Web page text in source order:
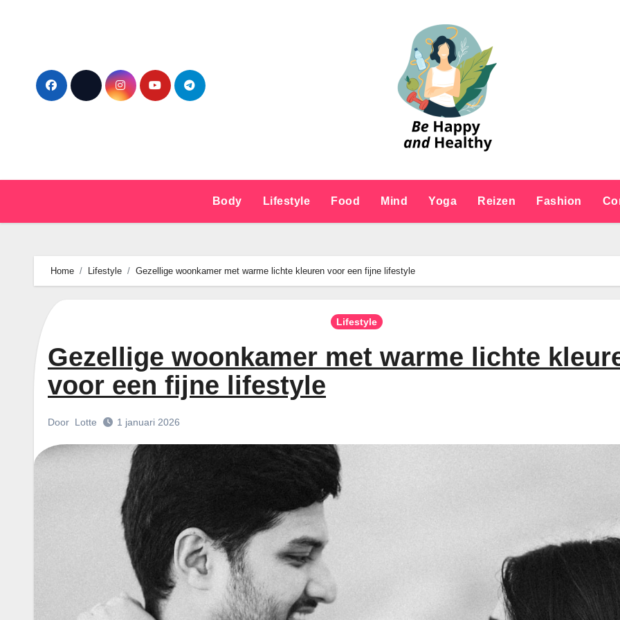
Body Lifestyle Food Mind Yoga Reizen Fashion
Home Lifestyle Gezellige woonkamer met warme lichte kleuren voor een fijne lifestyle
Lifestyle
Gezellige woonkamer met warme lichte
voor een fijne lifestyle
Door Lotte 1 januari 2026